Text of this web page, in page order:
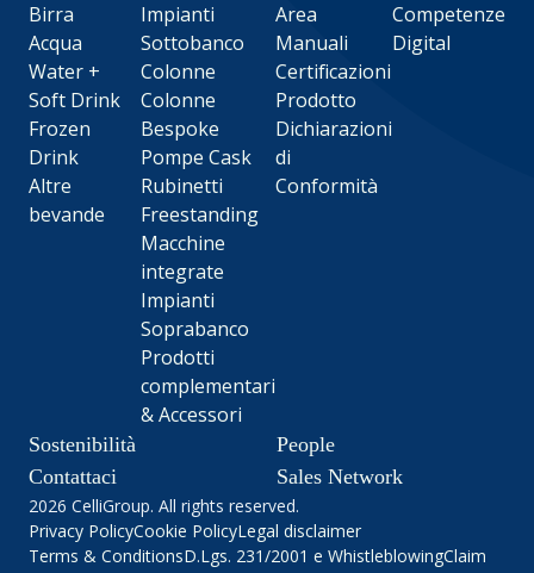
Birra
Acqua
Water +
Soft Drink
Frozen
Drink
Altre
bevande
Impianti
Sottobanco
Colonne
Colonne
Bespoke
Pompe Cask
Rubinetti
Freestanding
Macchine
integrate
Impianti
Soprabanco
Prodotti
complementari
& Accessori
Area
Manuali
Certificazioni
Prodotto
Dichiarazioni
di
Conformità
Competenze
Digital
Sostenibilità
People
Contattaci
Sales Network
2026 CelliGroup. All rights reserved.
Privacy PolicyCookie PolicyLegal disclaimer
Terms & ConditionsD.Lgs. 231/2001 e WhistleblowingClaim